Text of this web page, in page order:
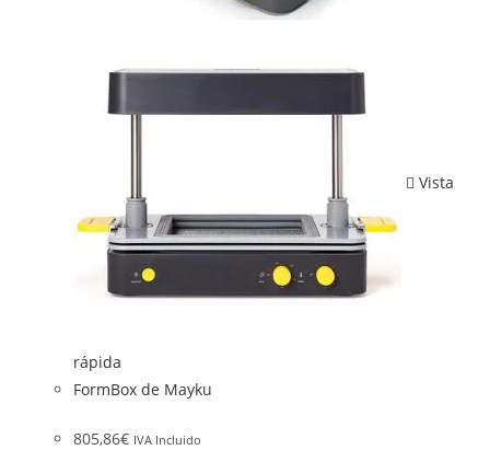
Vista
rápida
FormBox de Mayku
805,86€ IVA Incluido